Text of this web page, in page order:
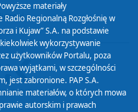
materiały
Regionalną Rozgłośnię w
i Kujaw” S.A. na podstawie
wykorzystywanie
użytkowników Portalu, poza
wyjątkami, w szczególności
jest zabronione. PAP S.A.
materiałów, o których mowa
autorskim i prawach